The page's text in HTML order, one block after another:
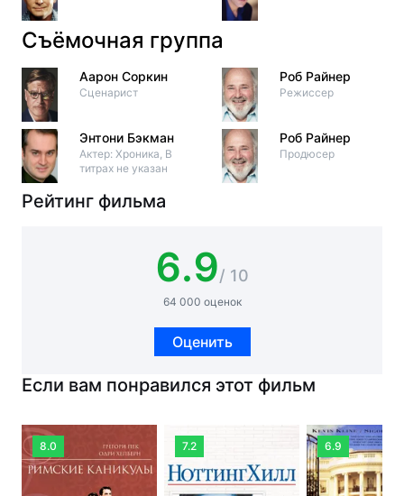
Съёмочная группа
Аарон Соркин
Сценарист
Энтони Бэкман
Актер: Хроника, В
титрах не указан
Роб Райнер
Режиссер
Роб Райнер
Продюсер
Рейтинг фильма
6.9/ 10
64 000 оценок
Оценить
Если вам понравился этот фильм
8.0 7.2 6.9